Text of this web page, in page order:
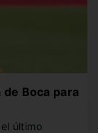
Boca para
último